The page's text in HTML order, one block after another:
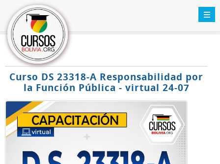
Curso DS 23318-A Responsabilidad por
la Función Pública - virtual 24-07